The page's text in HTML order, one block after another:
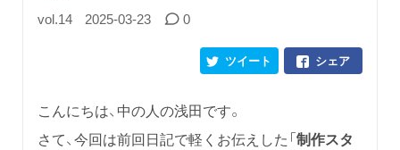
vol.14 2025-03-23 0
シェア
ツイート
こんにちは、中の人の浅田です。
さて、今回は前回日記で軽くお伝えした「制作スタ